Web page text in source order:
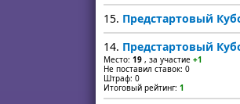
15. Предстартовый
14. Предстартовый
Место: 19 , за участие +1
Не поставил ставок: 0
Штраф: 0
Итоговый рейтинг: 1